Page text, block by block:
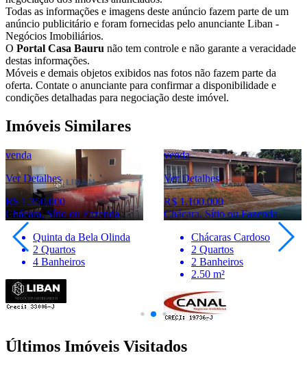
Todas as informações e imagens deste anúncio fazem parte de um
anúncio publicitário e foram fornecidas pelo anunciante Liban -
Negócios Imobiliários.
O Portal Casa Bauru não tem controle e não garante a veracidade
destas informações.
Móveis e demais objetos exibidos nas fotos não fazem parte da
oferta. Contate o anunciante para confirmar a disponibilidade e
condições detalhadas para negociação deste imóvel.
Imóveis Similares
venda
Ver Detalhes
R$ 1.100.000
Chácara, Sítio ou Fazenda
Chácaras Cardoso
2 Quartos
2 Banheiros
venda
Ver Detalhes
R$ 1.100.000
Chácara, Sítio ou Fazenda
Chácaras Bauruenses
3 Quartos
4 Banheiros
Últimos Imóveis Visitados